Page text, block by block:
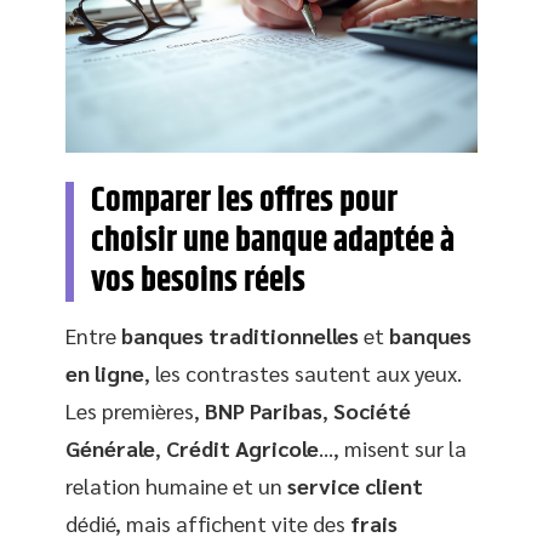
Comparer les offres pour
choisir une banque adaptée à
vos besoins réels
Entre banques traditionnelleset banques
en ligne, les contrastes sautent aux yeux.
Les premières, BNP Paribas, Société
Générale, Crédit Agricole…, misent sur la
relation humaine et un service client
dédié, mais affichent vite des frais